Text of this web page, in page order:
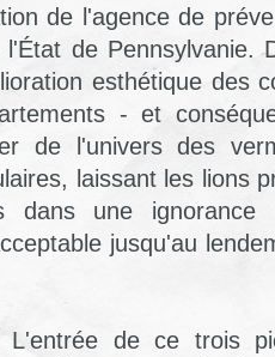
de l'agence de
de Pennsylvanie.
esthétique des
- et
de l'univers des
laissant les lions
dans une
jusqu'au
L'entrée de ce trois